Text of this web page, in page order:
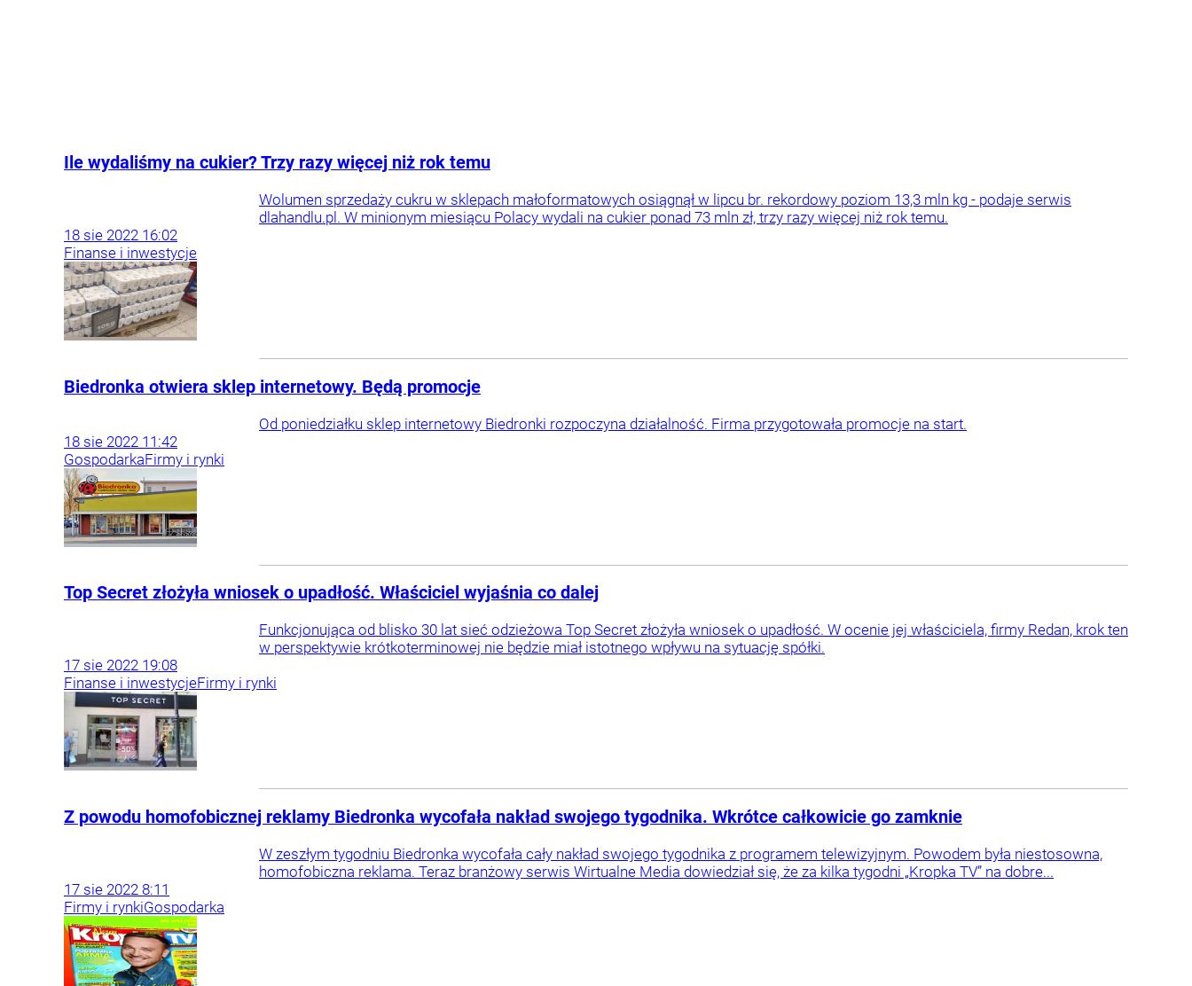
Ile wydaliśmy na cukier? Trzy razy więcej niż rok temu
Wolumen sprzedaży cukru w sklepach małoformatowych osiągnął w lipcu br. rekordowy poziom 13,3 mln kg - podaje serwis
dlahandlu.pl. W minionym miesiącu Polacy wydali na cukier ponad 73 mln zł, trzy razy więcej niż rok temu.
18 sie 2022 16:02
Finanse i inwestycje
Biedronka otwiera sklep internetowy. Będą promocje
Od poniedziałku sklep internetowy Biedronki rozpoczyna działalność. Firma przygotowała promocje na start.
18 sie 2022 11:42
GospodarkaFirmy i rynki
Top Secret złożyła wniosek o upadłość. Właściciel wyjaśnia co dalej
Funkcjonująca od blisko 30 lat sieć odzieżowa Top Secret złożyła wniosek o upadłość. W ocenie jej właściciela, firmy Redan, krok ten
w perspektywie krótkoterminowej nie będzie miał istotnego wpływu na sytuację spółki.
17 sie 2022 19:08
Finanse i inwestycjeFirmy i rynki
Z powodu homofobicznej reklamy Biedronka wycofała nakład swojego tygodnika. Wkrótce całkowicie go zamknie
W zeszłym tygodniu Biedronka wycofała cały nakład swojego tygodnika z programem telewizyjnym. Powodem była niestosowna,
homofobiczna reklama. Teraz branżowy serwis Wirtualne Media dowiedział się, że za kilka tygodni „Kropka TV” na dobre...
17 sie 2022 8:11
Firmy i rynkiGospodarka